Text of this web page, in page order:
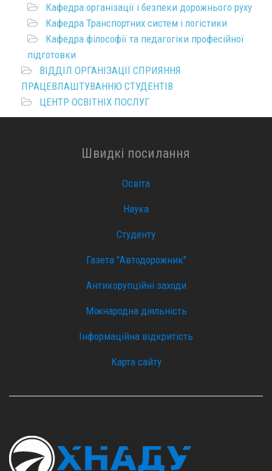
Кафедра організації і безпеки дорожнього руху
Кафедра Транспортних систем і логістики
Кафедра філософії та педагогіки професійної
підготовки
ВІДДІЛ ОРГАНІЗАЦІЇ СПРИЯННЯ
ПРАЦЕВЛАШТУВАННЮ СТУДЕНТІВ
ЦЕНТР ОСВІТНІХ ПОСЛУГ
Швидкі посилання
Освіта
Наука
Студенту
Газета "Автодорожник"
Антикорупційні заходи
Міжнародна діяльність
Інформаційна відкритість
Карта сайту